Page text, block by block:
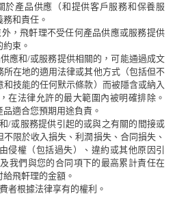
於產品供應（和提供客戶 服務和保養服
和責任。
外，飛軒理不受任何產品供應或服務提供
束。
應和/或服務提供相關的，可能通過成文
在地的適用法律或其他方式（包括但不
技能的任何默示條款）而被隱含或納入
在法律允許的最大範圍內被明確排除。
品適合您預期用途負責 。
/或服務提供引起的或與之有關的間接或
不限於收入損失、利潤損失、合同損失、
侵權（包括過失）、違約或其他原因引
我們與您的合同項下的最高累計責任在
給飛軒理的金額。
者根據法律享有的權利。